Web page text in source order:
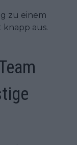
zu einem
aus.